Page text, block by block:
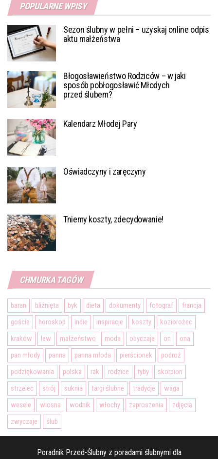
POPULARNE WPISY
Sezon ślubny w pełni – uzyskaj online odpis
aktu małżeństwa
Błogosławieństwo Rodziców – w jaki
sposób pobłogosławić Młodych
przed ślubem?
Kalendarz Młodej Pary
Oświadczyny i zaręczyny
Tniemy koszty, zdecydowanie!
CHMURKA TAGÓW
baran bliźnięta byk dieta dokumenty fotograf
francja
goście
horoskop indie inspiracje koszty
koziorożec
kraków
lew małżeństwo moda obyczaje on
ona
pan młody
panna panna młoda pierścionek
podroż
podziękowania
polska rak rodzice ryby
skorpion
strzelec
strój suknia targi ślubne tradycje
waga
wesele
wiosna wodnik włochy zaproszenia
zdjęcia
zwyczaje
ślub
Poradnik Przed-Ślubny z poradami ślubnymi dla